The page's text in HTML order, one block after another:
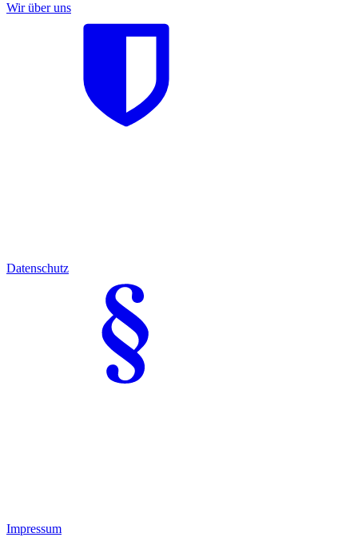
Wir über uns
Datenschutz
Impressum